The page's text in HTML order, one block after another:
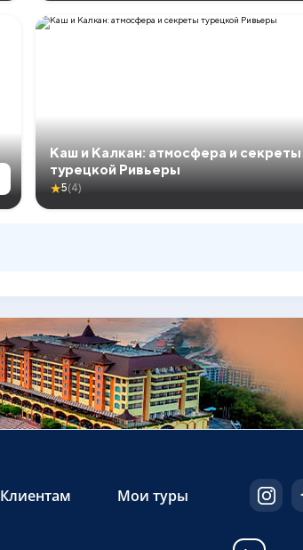
Каш и Калкан: атмосфера и секреты
турецкой Ривьеры
★5(4)
Клиентам Мои туры